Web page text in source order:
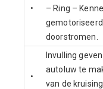
•
– Ring –
doorstromen.
•
Invulling
autoluw te
van de